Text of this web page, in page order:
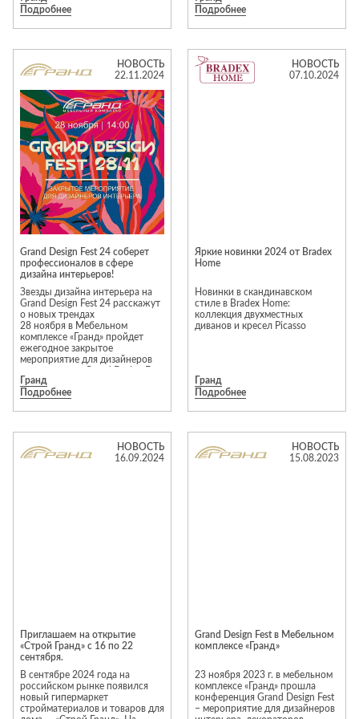
материалу и уважением к
вашему дому.
Подробнее
создающей эффект дымки
инновационной шелковистой
ткани SENSOTEX®. В
коллекцию также вошли
Подробнее
НОВОСТЬ
22.11.2024
Grand Design Fest 24 соберет
профессионалов в сфере
дизайна интерьеров!
Звезды дизайна интерьера на
Grand Design Fest 24 расскажут
о новых трендах
28 ноября в Мебельном
комплексе «Гранд» пройдет
ежегодное закрытое
мероприятие для дизайнеров
24, которое объединит
профессионалов в своей сфере.
Гранд
Подробнее
НОВОСТЬ
07.10.2024
Яркие новинки 2024 от Bradex
Home
Новинки в скандинавском
стиле в Bradex Home:
коллекция двухместных
диванов и кресел Picasso
Гранд
Подробнее
НОВОСТЬ
16.09.2024
Приглашаем на открытие
«Строй Гранд» с 16 по 22
сентября.
В сентябре 2024 года на
российском рынке появился
новый гипермаркет
стройматериалов и товаров для
НОВОСТЬ
15.08.2023
Grand Design Fest в Мебельном
комплексе «Гранд»
23 ноября 2023 г. в мебельном
комплексе «Гранд» прошла
конференция Grand Design Fest
– мероприятие для дизайнеров